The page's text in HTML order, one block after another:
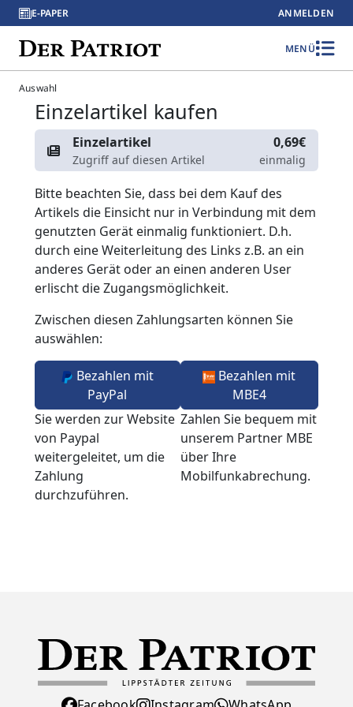
E-PAPER ANMELDEN
MENÜ
Auswahl
Einzelartikel kaufen
Einzelartikel
Zugriff auf diesen Artikel
0,69€
einmalig
Bitte beachten Sie, dass bei dem Kauf des
Artikels die Einsicht nur in Verbindung mit dem
genutzten Gerät einmalig funktioniert. D.h.
durch eine Weiterleitung des Links z.B. an ein
anderes Gerät oder an einen anderen User
erlischt die Zugangsmöglichkeit.
Zwischen diesen Zahlungsarten können Sie
auswählen:
Bezahlen mit
PayPal
Sie werden zur Website
von Paypal
weitergeleitet, um die
Zahlung
durchzuführen.
Bezahlen mit
MBE4
Zahlen Sie bequem mit
unserem Partner MBE
über Ihre
Mobilfunkabrechung.